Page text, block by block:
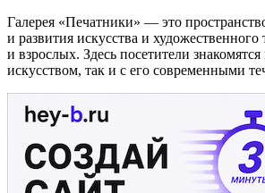
Галерея «Печатники» — это
и развития искусства и художественного
и взрослых. Здесь посетители
искусством, так и с его современными